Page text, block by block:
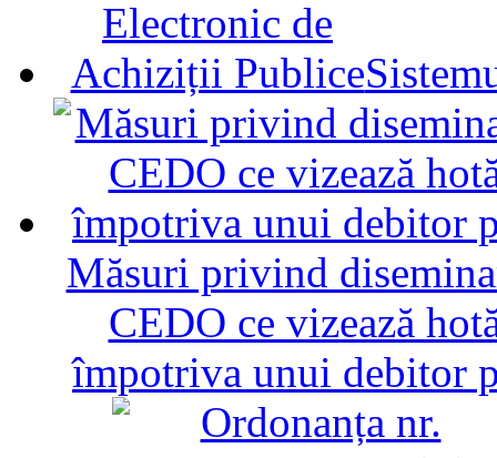
Măsuri privind
CEDO ce vizează
împotriva unui debitor